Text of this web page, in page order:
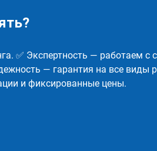
✅ Экспертность — работаем
— гарантия на все виды
и фиксированные цены.